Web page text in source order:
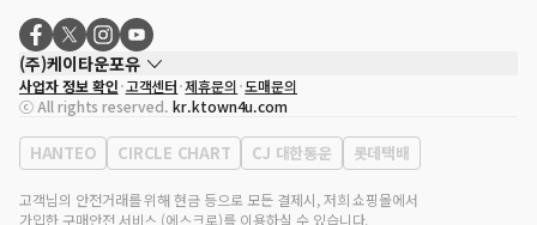
(주)케이타운포유
대표자
송효민
사업자등록번호
120-87-71116
통신판매업 신고번호 제2011-서울강남-02223
대표전화
02-552-9855
사업자 정보 확인 고객센터 제휴문의 도매문의
ⓒ All rights reserved. kr.ktown4u.com
HANTEO CIRCLE CHART CJ 대한통운 롯데택배
고객님의 안전거래를 위해 현금 등으로 모든 결제시, 저희 쇼핑몰에서
가입한 구매안전 서비스 (에스크로)를 이용하실 수 있습니다.